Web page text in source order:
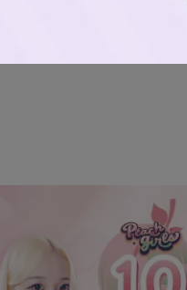
(*本島配送服務單筆訂